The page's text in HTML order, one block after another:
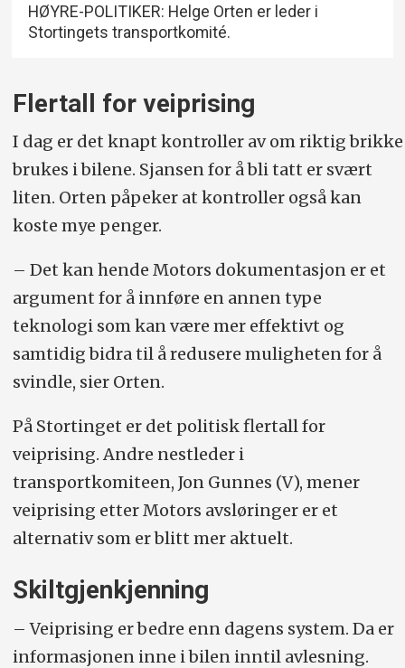
HØYRE-POLITIKER: Helge Orten er leder i
Stortingets transportkomité.
Flertall for veiprising
I dag er det knapt kontroller av om riktig brikke
brukes i bilene. Sjansen for å bli tatt er svært
liten. Orten påpeker at kontroller også kan
koste mye penger.
– Det kan hende Motors dokumentasjon er et
argument for å innføre en annen type
teknologi som kan være mer effektivt og
samtidig bidra til å redusere muligheten for å
svindle, sier Orten.
På Stortinget er det politisk flertall for
veiprising. Andre nestleder i
transportkomiteen, Jon Gunnes (V), mener
veiprising etter Motors avsløringer er et
alternativ som er blitt mer aktuelt.
Skiltgjenkjenning
– Veiprising er bedre enn dagens system. Da er
informasjonen inne i bilen inntil avlesning.